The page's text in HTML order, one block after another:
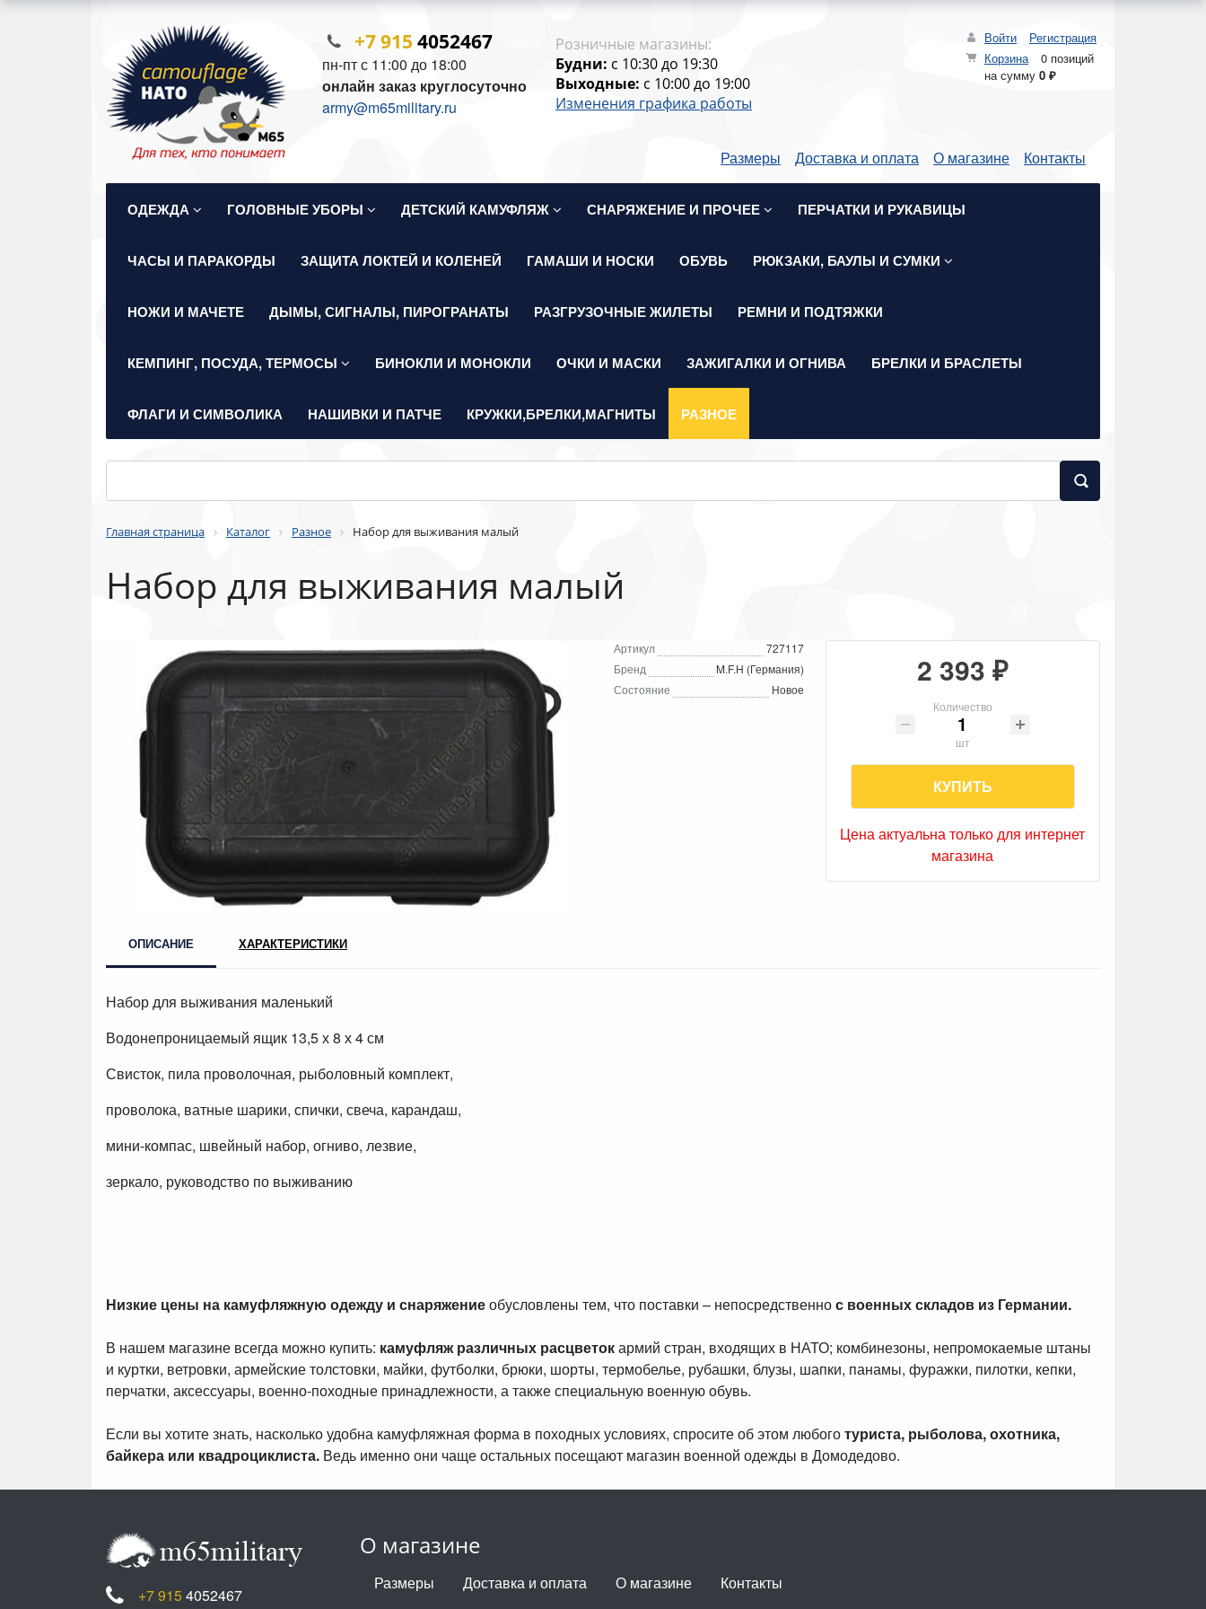
Войти
Регистрация
Корзина
0 позиций
на сумму 0 ₽
+7 915 4052467
пн-пт с 11:00 до 18:00
онлайн заказ круглосуточно
army@m65military.ru
Розничные магазины:
Будни: c 10:30 до 19:30
Выходные: c 10:00 до 19:00
Изменения графика работы
Размеры Доставка и оплата О магазине Контакты
ОДЕЖДА ГОЛОВНЫЕ УБОРЫ ДЕТСКИЙ КАМУФЛЯЖ СНАРЯЖЕНИЕ И ПРОЧЕЕ ПЕРЧАТКИ И РУКАВИЦЫ
ЧАСЫ И ПАРАКОРДЫ ЗАЩИТА ЛОКТЕЙ И КОЛЕНЕЙ ГАМАШИ И НОСКИ ОБУВЬ РЮКЗАКИ, БАУЛЫ И СУМКИ
НОЖИ И МАЧЕТЕ ДЫМЫ, СИГНАЛЫ, ПИРОГРАНАТЫ РАЗГРУЗОЧНЫЕ ЖИЛЕТЫ РЕМНИ И ПОДТЯЖКИ
КЕМПИНГ, ПОСУДА, ТЕРМОСЫ БИНОКЛИ И МОНОКЛИ ОЧКИ И МАСКИ ЗАЖИГАЛКИ И ОГНИВА БРЕЛКИ И БРАСЛЕТЫ
ФЛАГИ И СИМВОЛИКА НАШИВКИ И ПАТЧЕ КРУЖКИ,БРЕЛКИ,МАГНИТЫ РАЗНОЕ
Главная страница Каталог Разное Набор для выживания малый
Набор для выживания малый
Артикул
727117
Бренд
M.F.H (Германия)
Состояние
Новое
2 393 ₽
Количество
шт
КУПИТЬ
Цена актуальна только для интернет
магазина
ОПИСАНИЕ ХАРАКТЕРИСТИКИ
Набор для выживания маленький
Водонепроницаемый ящик 13,5 х 8 х 4 см
Свисток, пила проволочная, рыболовный комплект,
проволока, ватные шарики, спички, свеча, карандаш,
мини-компас, швейный набор, огниво, лезвие,
зеркало, руководство по выживанию
Низкие цены на камуфляжную одежду и снаряжениеобусловлены тем, что поставки – непосредственнос военных складов из Германии.
В нашем магазине всегда можно купить: камуфляж различных расцветокармий стран, входящих в НАТО; комбинезоны, непромокаемые штаны
и куртки, ветровки, армейские толстовки, майки, футболки, брюки, шорты, термобелье, рубашки, блузы, шапки, панамы, фуражки, пилотки, кепки,
перчатки, аксессуары, военно-походные принадлежности, а также специальную военную обувь.
Если вы хотите знать, насколько удобна камуфляжная форма в походных условиях, спросите об этом любоготуриста, рыболова, охотника,
байкера или квадроциклиста. Ведь именно они чаще остальных посещают магазин военной одежды в Домодедово.
О магазине
Размеры Доставка и оплата О магазине Контакты
+7 915 4052467